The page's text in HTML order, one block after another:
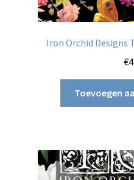
Iron Orchid Designs
€
Toevoegen